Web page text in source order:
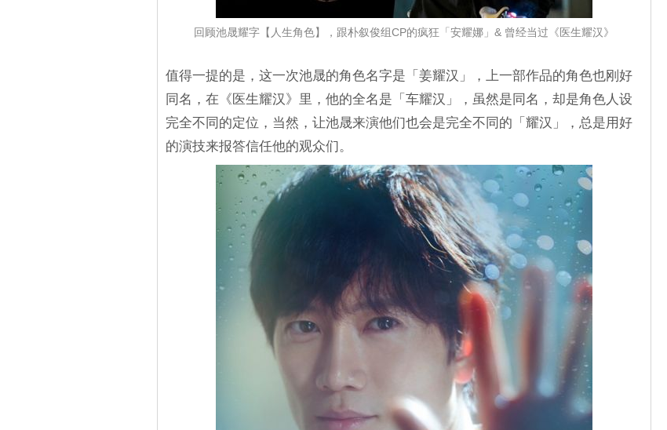
回顾池晟耀字【人生角色】，跟朴叙俊组CP的疯狂「安耀娜」& 曾经当过《医生耀汉》
值得一提的是，这一次池晟的角色名字是「姜耀汉」，上一部作品的角色也刚好
同名，在《医生耀汉》里，他的全名是「车耀汉」，虽然是同名，却是角色人设
完全不同的定位，当然，让池晟来演他们也会是完全不同的「耀汉」，总是用好
的演技来报答信任他的观众们。